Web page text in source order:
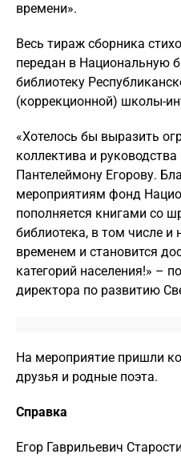
времени».
Весь тираж сборника
передан в Национальную
библиотеку
(коррекционной) школы-
«Хотелось бы выразить
коллектива и
Пантелеймону Егорову.
мероприятиям фонд
пополняется книгами со
библиотека, в том числе и
временем и становится
категорий населения!» –
директора по развитию
На мероприятие пришли
друзья и родные поэта.
Справка
Егор Гаврильевич